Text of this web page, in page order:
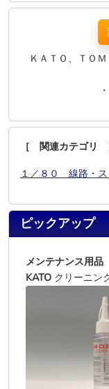
ＫＡＴＯ、ＴＯ
［ 関連カテゴリ
１／８０ 線路・ス
ピックアップ
メンテナンス用品
KATO クリーニン